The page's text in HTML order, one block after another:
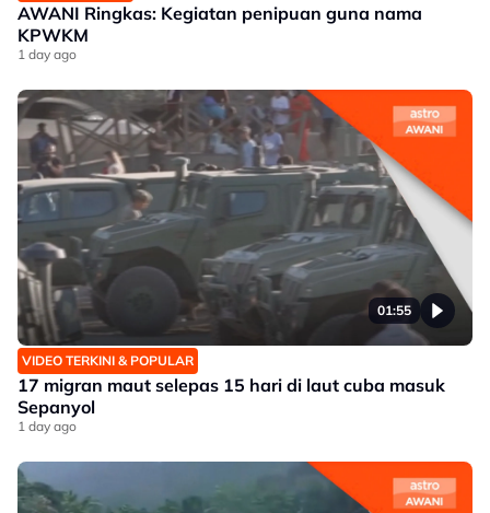
AWANI Ringkas: Kegiatan penipuan guna nama
KPWKM
1 day ago
01:55
VIDEO TERKINI & POPULAR
17 migran maut selepas 15 hari di laut cuba masuk
Sepanyol
1 day ago